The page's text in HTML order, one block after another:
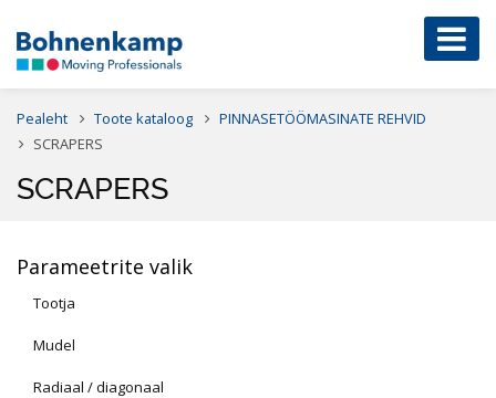
Pealeht Toote kataloog
PINNASETÖÖMASINATE REHVID
SCRAPERS
SCRAPERS
Parameetrite valik
Tootja
Mudel
Radiaal / diagonaal